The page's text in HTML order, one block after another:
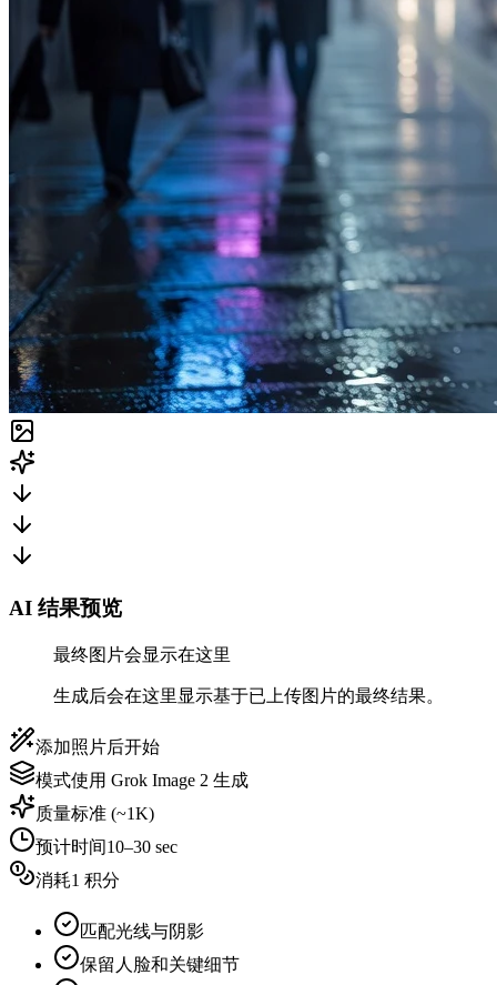
AI 结果预览
最终图片会显示在这里
生成后会在这里显示基于已上传图片的最终结果。
添加照片后开始
模式使用 Grok Image 2 生成
质量标准 (~1K)
预计时间10–30 sec
消耗1 积分
匹配光线与阴影
保留人脸和关键细节